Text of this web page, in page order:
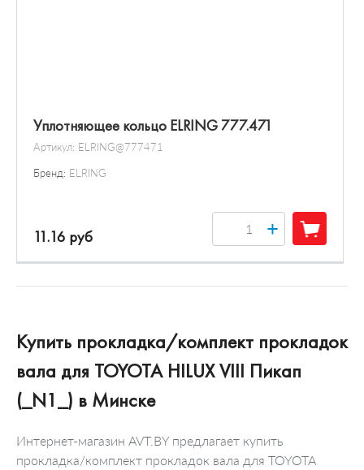
Уплотняющее кольцо ELRING 777.471
Артикул: ELRING@777471
Бренд: ELRING
11.16 руб +
Купить прокладка/комплект прокладок
вала для TOYOTA HILUX VIII Пикап
(_N1_) в Минске
Интернет-магазин AVT.BY предлагает купить
прокладка/комплект прокладок вала для TOYOTA